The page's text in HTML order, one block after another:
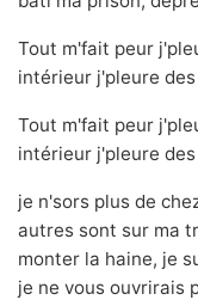
Tout m'fait peur
intérieur j'pleure
Tout m'fait peur
intérieur j'pleure
je n'sors plus de
autres sont sur ma
monter la haine, je
je ne vous ouvrirais